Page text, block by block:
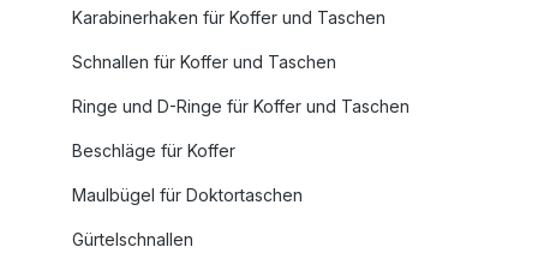
Karabinerhaken für Koffer und Taschen
Schnallen für Koffer und Taschen
Ringe und D-Ringe für Koffer und Taschen
Beschläge für Koffer
Maulbügel für Doktortaschen
Gürtelschnallen